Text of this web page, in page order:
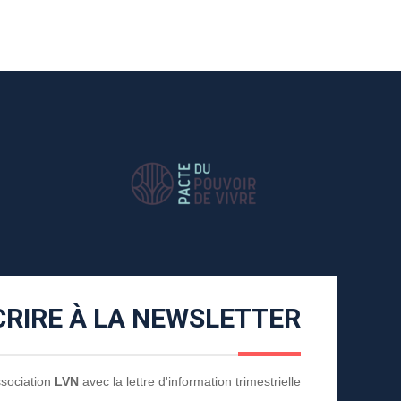
À LA NEWSLETTER
LVN avec la lettre d'information trimestrielle